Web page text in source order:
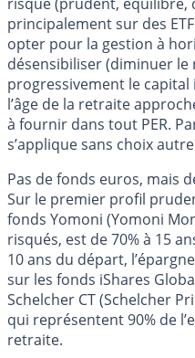
principalement sur des
opter pour la gestion à
désensibiliser (diminuer le
progressivement le
l’âge de la retraite
à fournir dans tout PER.
s’applique sans choix
Pas de fonds euros, mais
Sur le premier profil
fonds Yomoni (Yomoni
risqués, est de 70% à 15
10 ans du départ,
sur les fonds iShares
Schelcher CT (Schelcher
qui représentent 90% de
retraite.